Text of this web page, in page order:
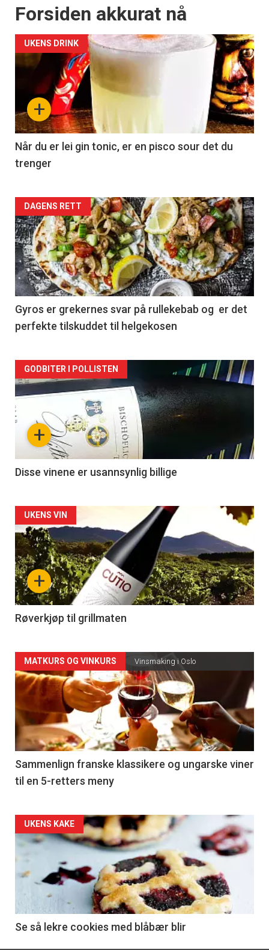
Forsiden akkurat nå
+
UKENS DRINK
Når du er lei gin tonic, er en pisco sour det du
trenger
Forsiden
akkurat
nå
-
2
DAGENS RETT
Gyros er grekernes svar på rullekebab og er det
perfekte tilskuddet til helgekosen
Forsiden
akkurat
nå
3
+
GODBITER I POLLISTEN
Disse vinene er usannsynlig billige
Forsiden
akkurat
nå
-
4
+
UKENS VIN
Røverkjøp til grillmaten
Forsiden
akkurat
nå
-
5
MATKURS OG VINKURS Vinsmaking i Oslo
Sammenlign franske klassikere og ungarske viner
til en 5-retters meny
Forsiden
akkurat
nå
6
UKENS KAKE
Se så lekre cookies med blåbær blir